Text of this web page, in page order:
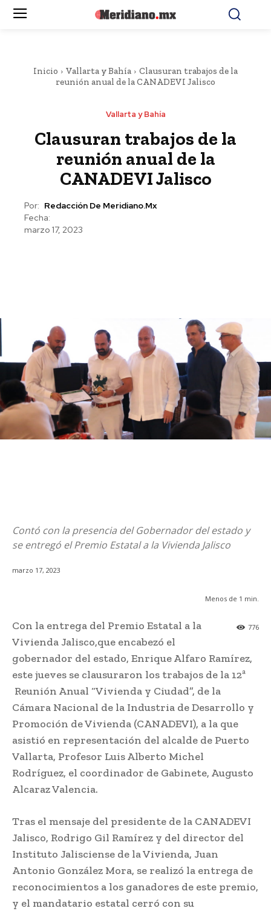
Inicio Vallarta y Bahía
Clausuran trabajos de la
reunión anual de la CANADEVI Jalisco
Vallarta y Bahía
Clausuran trabajos de la
reunión anual de la
CANADEVI Jalisco
Por: Redacción De Meridiano.mx
Fecha:
marzo 17, 2023
Contó con la presencia del Gobernador del estado y
se entregó el Premio Estatal a la Vivienda Jalisco
marzo 17, 2023
Menos de 1 min.
776
Con la entrega del Premio Estatal a la
Vivienda Jalisco,que encabezó el
gobernador del estado, Enrique Alfaro Ramírez,
este jueves se clausuraron los trabajos de la 12ª
Reunión Anual “Vivienda y Ciudad”, de la
Cámara Nacional de la Industria de Desarrollo y
Promoción de Vivienda (CANADEVI), a la que
asistió en representación del alcalde de Puerto
Vallarta, Profesor Luis Alberto Michel
Rodríguez, el coordinador de Gabinete, Augusto
Alcaraz Valencia.
Tras el mensaje del presidente de la CANADEVI
Jalisco, Rodrigo Gil Ramírez y del director del
Instituto Jalisciense de la Vivienda, Juan
Antonio González Mora, se realizó la entrega de
reconocimientos a los ganadores de este premio,
y el mandatario estatal cerró con su